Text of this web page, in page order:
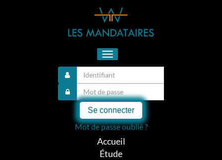
Toggle
navigation
Se connecter
Mot de passe oublié ?
Accueil
Étude